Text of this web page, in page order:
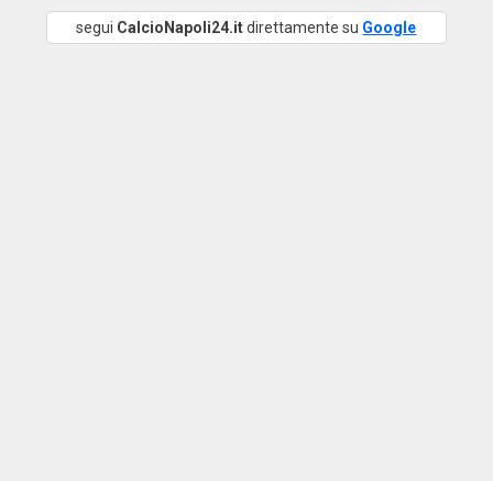
segui CalcioNapoli24.itdirettamente su Google